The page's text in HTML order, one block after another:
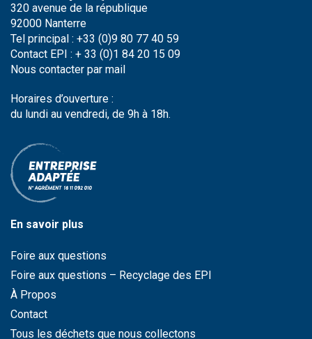
320 avenue de la république
92000 Nanterre
Tel principal : +33 (0)9 80 77 40 59
Contact EPI : + 33 (0)1 84 20 15 09
Nous contacter par mail
Horaires d’ouverture :
du lundi au vendredi, de 9h à 18h.
En savoir plus
Foire aux questions
Foire aux questions – Recyclage des EPI
À Propos
Contact
Tous les déchets que nous collectons